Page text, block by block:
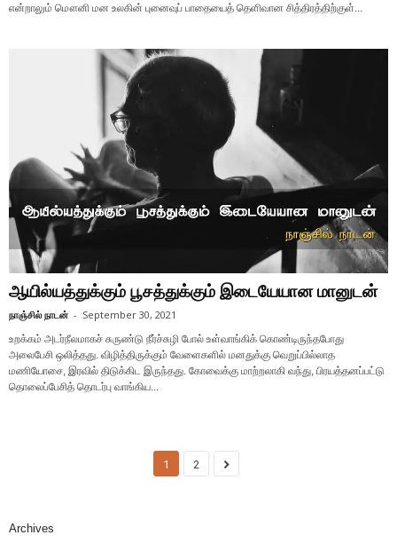
என்றாலும் மௌனி மன உலகின் புனைவுப் பாதையைத் தெளிவான சித்திரத்திற்குள்...
ஆயில்யத்துக்கும் பூசத்துக்கும் இடையேயான மானுடன்
நாஞ்சில் நாடன் - September 30, 2021
உறக்கம் அடர்நீலமாகச் சுருண்டு நீர்ச்சுழி போல் உள்வாங்கிக் கொண்டிருந்தபோது
அலைபேசி ஒலித்தது. விழித்திருக்கும் வேளைகளில் மனதுக்கு வெறுப்பில்லாத
மணியோசை, இரவில் திடுக்கிட இருந்தது. கோவைக்கு மாற்றலாகி வந்து, பிரயத்தனப்பட்டு
தொலைப்பேசித் தொடர்பு வாங்கிய...
1 2
Archives